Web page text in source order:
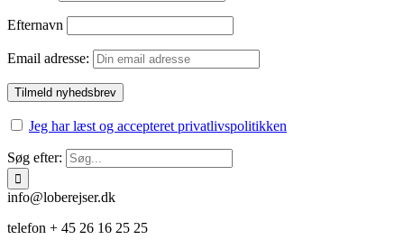
Efternavn
Email adresse:
Jeg har læst og accepteret privatlivspolitikken
Søg efter:
info@loberejser.dk
telefon + 45 26 16 25 25